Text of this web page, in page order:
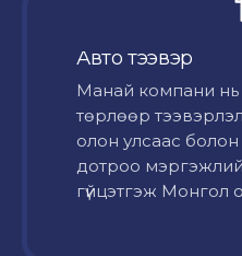
Авто тээвэр
Mанай компани нь
төрлөөр
олон улсаас
дотроо
гүйцэтгэж Монгол